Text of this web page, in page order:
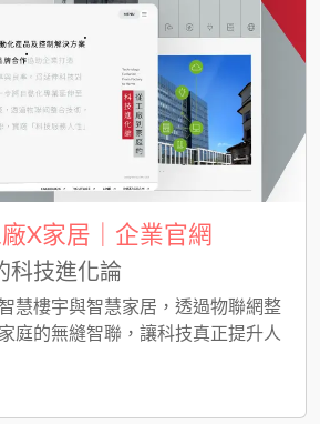
X家居｜企業官網
科技進化論
慧樓宇與智慧家居，透過物聯網整
庭的無縫智聯，讓科技真正提升人